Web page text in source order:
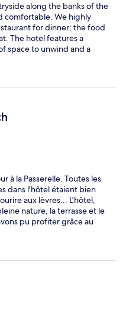
along the banks of the
comfortable. We highly
for dinner; the food
The hotel features a
space to unwind and a
spot for a peaceful
à la Passerelle. Toutes les
dans l'hôtel étaient bien
aux lèvres... L'hôtel,
nature, la terrasse et le
pu profiter grâce au
pour un prochain